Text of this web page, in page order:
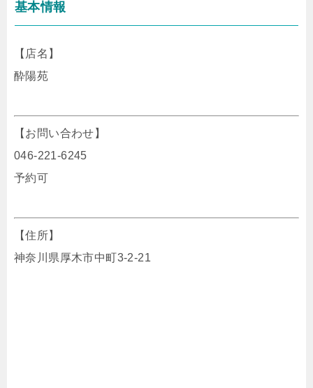
基本情報
【店名】
酔陽苑
【お問い合わせ】
046-221-6245
予約可
【住所】
神奈川県厚木市中町3-2-21